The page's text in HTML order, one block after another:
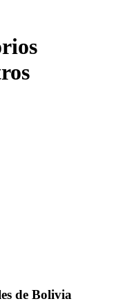
de Bolivia